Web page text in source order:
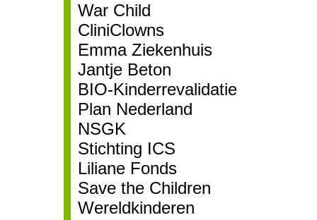
War Child
CliniClowns
Emma Ziekenhuis
Jantje Beton
BIO-Kinderrevalidatie
Plan Nederland
NSGK
Stichting ICS
Liliane Fonds
Save the Children
Wereldkinderen